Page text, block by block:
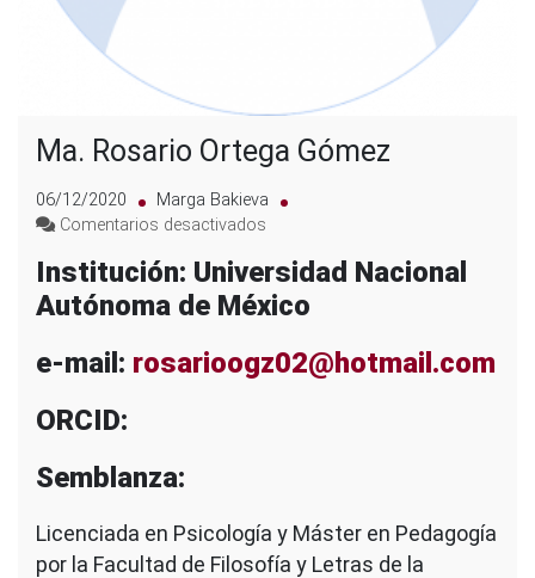
Ma. Rosario Ortega Gómez
06/12/2020
Marga Bakieva
Comentarios desactivados
Rosario
Ortega
Institución: Universidad Nacional
Autónoma de México
e-mail: rosarioogz02@hotmail.com
ORCID:
Semblanza:
Licenciada en Psicología y Máster en Pedagogía
por la Facultad de Filosofía y Letras de la